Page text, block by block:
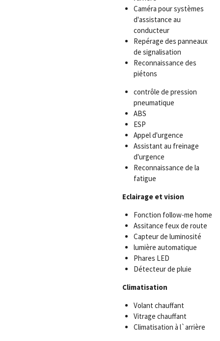
Caméra pour systèmes
d'assistance au
conducteur
Repérage des panneaux
de signalisation
Reconnaissance des
piétons
contrôle de pression
pneumatique
ABS
ESP
Appel d'urgence
Assistant au freinage
d'urgence
Reconnaissance de la
fatigue
Eclairage et vision
Fonction follow-me home
Assitance feux de route
Capteur de luminosité
lumière automatique
Phares LED
Détecteur de pluie
Climatisation
Volant chauffant
Vitrage chauffant
Climatisation à l`arrière